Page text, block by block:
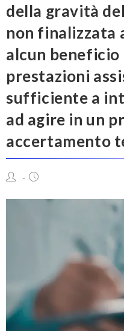
della gravità
non finalizzata
alcun beneficio
prestazioni
sufficiente a
ad agire in un
accertamento